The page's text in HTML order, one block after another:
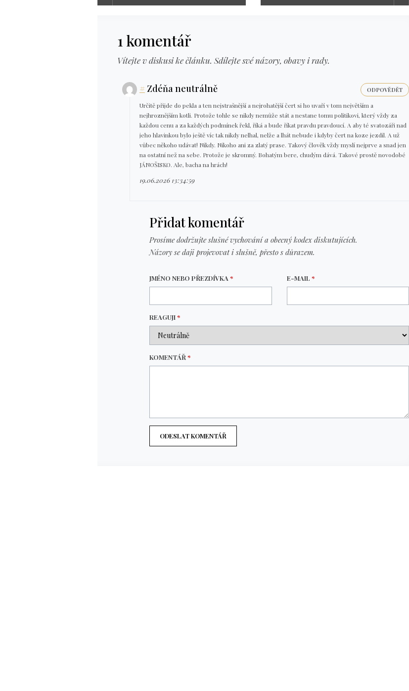
1 komentář
Vítejte v diskusi ke článku. Sdílejte své názory, obavy i rady.
# Zdéňa neutrálně
Určitě přijde do pekla a ten nejstrašnější a nejrohatější čert si ho uvaří v tom největším a
nejhroznějším kotli. Protože tohle se nikdy nemůže stát a nestane tomu politikovi, který vždy za
každou cenu a za každých podmínek řekl, říká a bude říkat pravdu pravdoucí. A aby té svatozáři nad
jeho hlavinkou bylo ještě víc tak nikdy nelhal, nelže a lhát nebude i kdyby čert na koze jezdil. A už
vůbec někoho udávat! Nikdy. Nikoho ani za zlatý prase. Takový člověk vždy myslí nejprve a snad jen
na ostatní než na sebe. Protože je skromný. Bohatým bere, chudým dává. Takové prostě novodobé
JÁNOŠISKO. Ale, bacha na hrách!
19.06.2026 13:34:59
ODPOVĚDĚT
Přidat komentář
Prosíme dodržujte slušné vychování a obecný kodex diskutujících.
Názory se daji projevovat i slušně, přesto s důrazem.
JMÉNO NEBO PŘEZDÍVKA * E-MAIL *
REAGUJI*
KOMENTÁŘ *
ODESLAT KOMENTÁŘ